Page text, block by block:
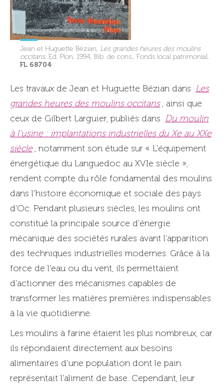
Jean et Huguette Bézian,
Les grandes heures des moulins
occitans, Ed. Plon, 1994, Bib. de cons., Fonds local patrimonial,
FL 68704
Les travaux de Jean et Huguette Bézian dans
Les
grandes heures des moulins occitans , ainsi que
ceux de Gilbert Larguier, publiés dans
Du moulin
à l’usine : implantations industrielles du Xe au XXe
siècle , notamment son étude sur « L’équipement
énergétique du Languedoc au XVIe siècle »,
rendent compte du rôle fondamental des moulins
dans l’histoire économique et sociale des pays
d’Oc. Pendant plusieurs siècles, les moulins ont
constitué la principale source d’énergie
mécanique des sociétés rurales avant l’apparition
des techniques industrielles modernes. Grâce à la
force de l’eau ou du vent, ils permettaient
d’actionner des mécanismes capables de
transformer les matières premières indispensables
à la vie quotidienne.
Les moulins à farine étaient les plus nombreux, car
ils répondaient directement aux besoins
alimentaires d’une population dont le pain
représentait l’aliment de base. Cependant, leur